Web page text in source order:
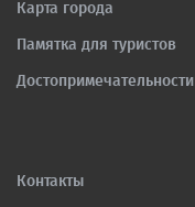
Карта города
Памятка для туристов
Достопримечательности
Контакты